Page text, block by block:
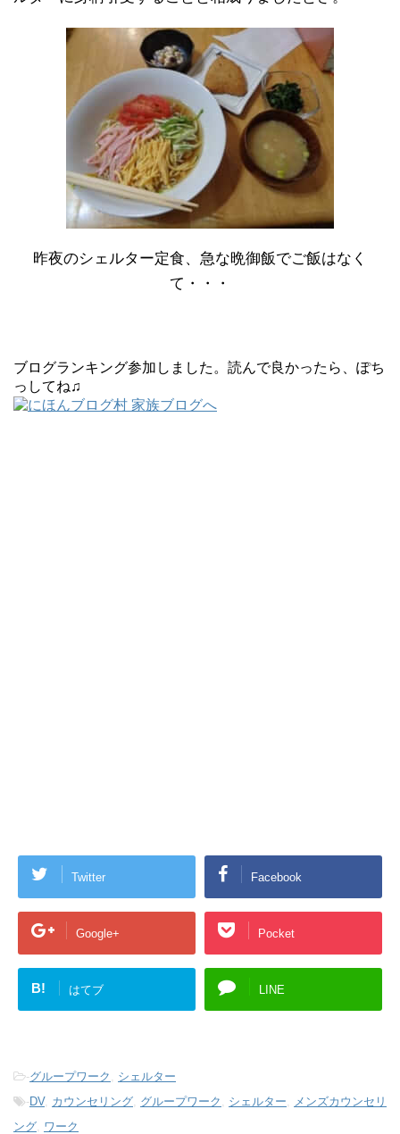
昨夜のシェルター定食、急な晩御飯でご飯はなく
て・・・
ブログランキング参加しました。読んで良かったら、ぽち
っしてね♫
Twitter Facebook
Google+ Pocket
B! はてブ LINE
-グループワーク , シェルター
-DV, カウンセリング, グループワーク , シェルター, メンズカウンセリ
ング, ワーク